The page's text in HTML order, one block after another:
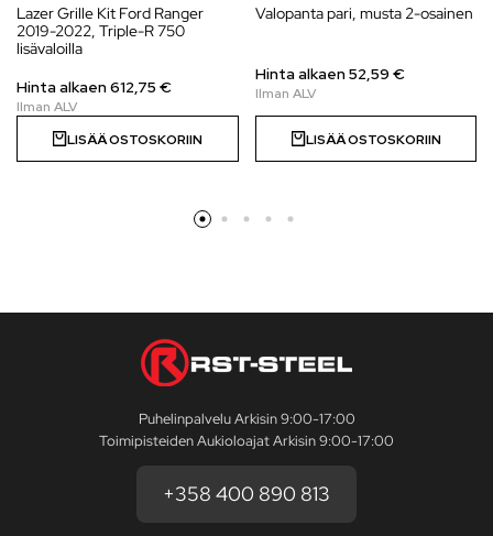
Lazer Grille Kit Ford Ranger
2019-2022, Triple-R 750
lisävaloilla
Hinta alkaen612,75 €
LISÄÄ OSTOSKORIIN
Valopanta pari, musta 2-osainen
Hinta alkaen 52,59 €
LISÄÄ OSTOSKORIIN
Puhelinpalvelu Arkisin 9:00-17:00
Toimipisteiden Aukioloajat Arkisin 9:00-17:00
+358 400 890 813